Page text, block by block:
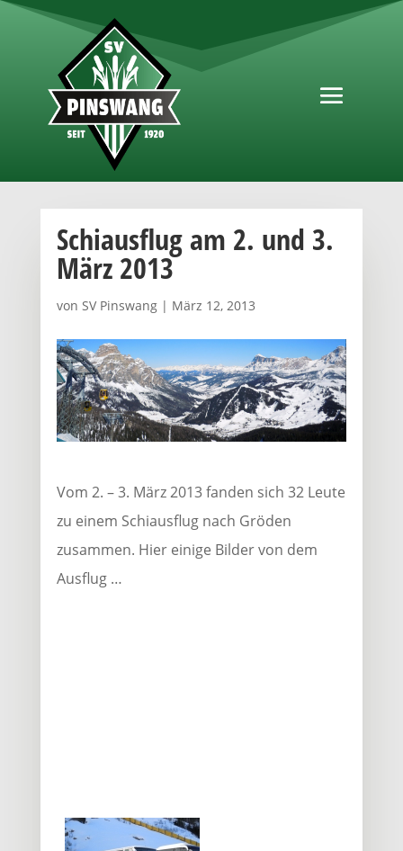
Schiausflug am 2. und 3.
März 2013
von SV Pinswang| März 12, 2013
Vom 2. – 3. März 2013 fanden sich 32 Leute
zu einem Schiausflug nach Gröden
zusammen. Hier einige Bilder von dem
Ausflug …